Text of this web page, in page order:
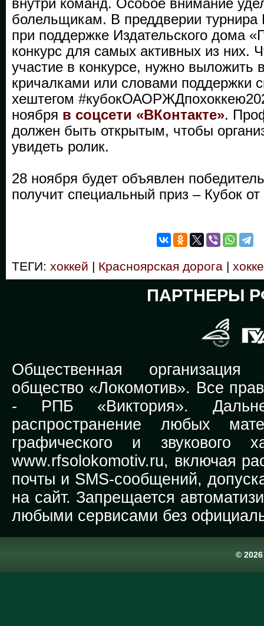
внутри команд. Особое внимание
болельщикам. В преддверии
при поддержке Издательского дома
конкурс для самых активных из них.
участие в конкурсе, нужно выложить
кричалками или словами поддержки
хештегом
ноября в соцсети «ВКонтакте».
должен быть открытым, чтобы
увидеть ролик.
28 ноября будет объявлен
получит специальный приз – Кубок от
ТЕГИ: хоккей | Красноярская дорога |
ПАРТНЕРЫ
Общественная организация
общество «Локомотив». Все
- РПБ «Виктория».
распространение любых
графического и звукового
www.rfsolokomotiv.ru, включая
почты и SMS-сообщений,
на сайт. Запрещается
любыми сервисами без
©